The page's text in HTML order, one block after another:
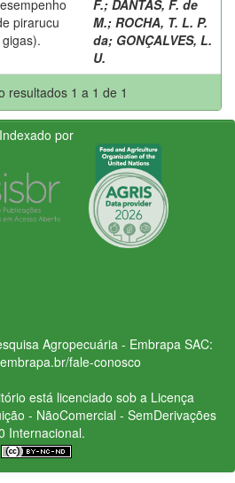
pirarucu
F.; DANTAS, F. de
M.; ROCHA, T. L. P.
da; GONÇALVES, L.
U.
resultados 1 a 1 de 1
Indexado por
Agropecuária - Embrapa SAC:
fale-conosco
está licenciado sob a Licença
- NãoComercial - SemDerivações
Internacional.